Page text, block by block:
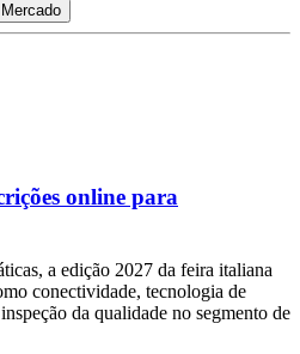
Mercado
online para
a edição 2027 da feira italiana
conectividade, tecnologia de
da qualidade no segmento de